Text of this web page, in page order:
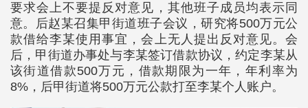
要求会上不要提反对意见，其他班子成员均表示同
意。后赵某召集甲街道班子会议，研究将500万元公
款借给李某使用事宜，会上无人提出反对意见。会
后，甲街道办事处与李某签订借款协议，约定李某从
该街道借款500万元，借款期限为一年，年利率为
8%，后甲街道将500万元公款打至李某个人账户。